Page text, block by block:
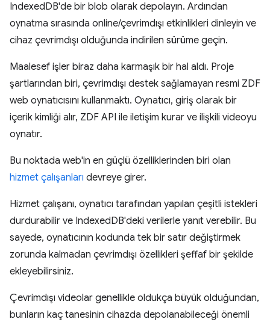
IndexedDB'de bir blob olarak depolayın. Ardından
oynatma sırasında online/çevrimdışı etkinlikleri dinleyin ve
cihaz çevrimdışı olduğunda indirilen sürüme geçin.
Maalesef işler biraz daha karmaşık bir hal aldı. Proje
şartlarından biri, çevrimdışı destek sağlamayan resmi ZDF
web oynatıcısını kullanmaktı. Oynatıcı, giriş olarak bir
içerik kimliği alır, ZDF API ile iletişim kurar ve ilişkili videoyu
oynatır.
Bu noktada web'in en güçlü özelliklerinden biri olan
hizmet çalışanları devreye girer.
Hizmet çalışanı, oynatıcı tarafından yapılan çeşitli istekleri
durdurabilir ve IndexedDB'deki verilerle yanıt verebilir. Bu
sayede, oynatıcının kodunda tek bir satır değiştirmek
zorunda kalmadan çevrimdışı özellikleri şeffaf bir şekilde
ekleyebilirsiniz.
Çevrimdışı videolar genellikle oldukça büyük olduğundan,
bunların kaç tanesinin cihazda depolanabileceği önemli